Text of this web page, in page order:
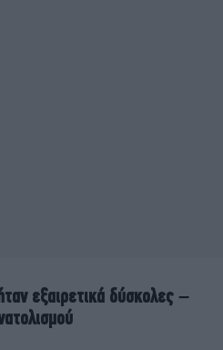
εξαιρετικά δύσκολες –